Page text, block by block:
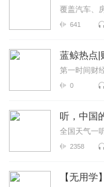
覆盖汽车、
641
蓝鲸热点|
第一时间财
0
听，中国
全国天气一
2358
【无用学